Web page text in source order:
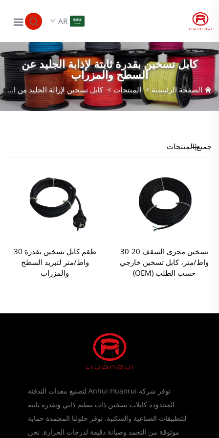
AR
كابل تسخين بقدرة ثابتة لإذابة الجليد عن
السطح والمزراب
الصفحة الرئيسية>المنتجات>كابل تسخين لإزالة الجليد من السطح والمجاري
جميع المنتجات
تسخين مجرى السقف 20-30
واط/متر، كابل تسخين خارجي
حسب الطلب (OEM)
طقم كابل تسخين بقدرة 30
واط/متر لتبريد السطح
والمزراب
توفر شركة Anhui Huanrui لتصنيع معدات التدفئة
المحدودة كابلات تسخين ذات تنظيم ذاتي وبقدرة ثابتة
للتطبيقات الصناعية والسكنية. توفر حلولنا المعتمدة حماية
موثوقة من التجمد وصيانة دقيقة لدرجات الحرارة. نحن